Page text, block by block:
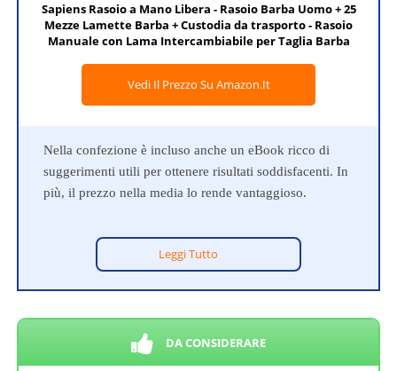
Sapiens Rasoio a Mano Libera - Rasoio Barba Uomo + 25
Mezze Lamette Barba + Custodia da trasporto - Rasoio
Manuale con Lama Intercambiabile per Taglia Barba
Vedi Il Prezzo Su Amazon.it
Nella confezione è incluso anche un eBook ricco di
suggerimenti utili per ottenere risultati soddisfacenti. In
più, il prezzo nella media lo rende vantaggioso.
Leggi Tutto
DA CONSIDERARE